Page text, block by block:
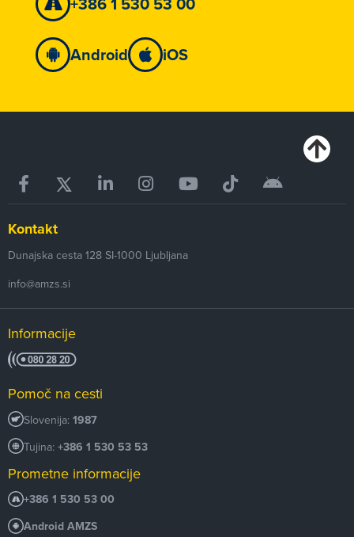
Android iOS
Kontakt
Dunajska cesta 128 SI-1000 Ljubljana
info@amzs.si
Informacije
Pomoč na cesti
Slovenija: 1987
Tujina: +386 1 530 53 53
Prometne informacije
+386 1 530 53 00
Android AMZS